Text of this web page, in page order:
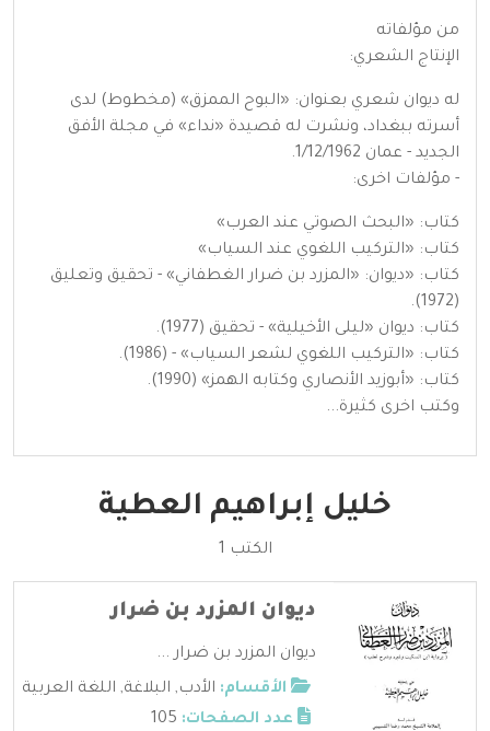
من مؤلفاته
الإنتاج الشعري:
له ديوان شعري بعنوان: «البوح الممزق» (مخطوط) لدى
أسرته ببغداد، ونشرت له قصيدة «نداء» في مجلة الأفق
الجديد - عمان 1/12/1962.
- مؤلفات اخرى:
كتاب: «البحث الصوتي عند العرب»
كتاب: «التركيب اللغوي عند السياب»
كتاب: «ديوان: «المزرد بن ضرار الغطفاني» - تحقيق وتعليق
(1972).
كتاب: ديوان «ليلى الأخيلية» - تحقيق (1977).
كتاب: «التركيب اللغوي لشعر السياب» - (1986).
كتاب: «أبوزيد الأنصاري وكتابه الهمز» (1990).
وكتب اخرى كثيرة...
خليل إبراهيم العطية
الكتب 1
ديوان المزرد بن ضرار
ديوان المزرد بن ضرار ...
الأقسام: الأدب, البلاغة, اللغة العربية
عدد الصفحات: